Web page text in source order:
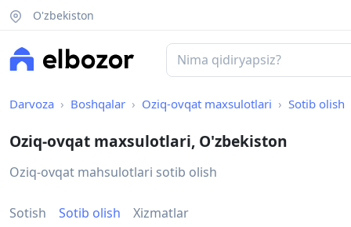
O'zbekiston
Darvoza Boshqalar Oziq-ovqat maxsulotlari Sotib olish
Oziq-ovqat maxsulotlari, O'zbekiston
Oziq-ovqat mahsulotlari sotib olish
Sotish Sotib olish Xizmatlar